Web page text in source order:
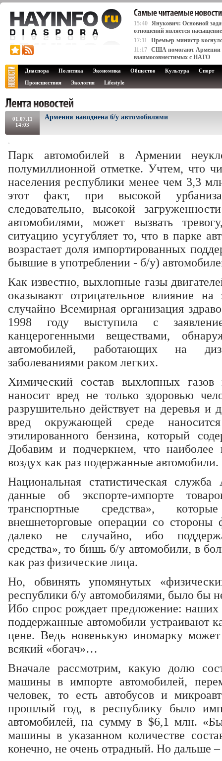
15:40 Янукович: Основной
отношений является насыщение
17:11
Премьер-министр
11:17 США помогают Армении
взаимосовместимых с НАТО
Диаспора Политика Экономика Общество Культура
Спорт
Происшествия
Экология Lifestyle
01.07.11
14:03
Армения наводнена б/у автомобилями
Парк автомобилей в Армении
полумиллионной отметке. Учтем, что
населения республики менее чем 3,3
этот факт, при высокой
следовательно, высокой
автомобилями, может вызвать
ситуацию усугубляет то, что в парке
возрастает доля импортированных
бывшие в употреблении - б/у)
Как известно, выхлопные газы
оказывают отрицательное влияние на
случайно Всемирная организация
1998 году выступила с
канцерогенными веществами,
автомобилей, работающих на
заболеваниями раком легких.
Химический состав выхлопных газов
наносит вред не только здоровью
разрушительно действует на деревья
вред окружающей среде
этилированного бензина, который
Добавим и подчеркнем, что наиболее
воздух как раз подержанные автомобили.
Национальная статистическая
данные об экспорте-импорте
транспортные средства»,
внешнеторговые операции со
далеко не случайно, ибо
средства», то бишь б/у автомобили, в
как раз физические лица.
Но, обвинять упомянутых
республики б/у автомобилями, было бы
Ибо спрос рождает предложение: наших
поддержанные автомобили устраивают
цене. Ведь новенькую иномарку
всякий «богач»…
Вначале рассмотрим, какую долю
машины в импорте автомобилей,
человек, то есть автобусов и
прошлый год, в республику было
автомобилей, на сумму в $6,1 млн.
машины в указанном количестве
конечно, не очень отрадный. Но дальше